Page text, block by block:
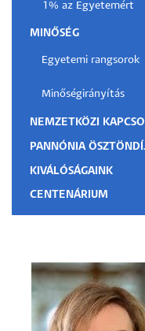
1% az Egyetemért
MINŐSÉG
Egyetemi rangsorok
Minőségirányítás
NEMZETKÖZI
PANNÓNIA
KIVÁLÓSÁGAINK
CENTENÁRIUM